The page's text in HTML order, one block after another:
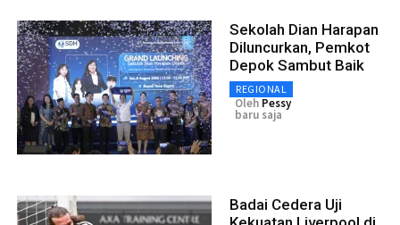
Sekolah Dian Harapan
Diluncurkan, Pemkot
Depok Sambut Baik
REGIONAL
Oleh Pessy
baru saja
Badai Cedera Uji